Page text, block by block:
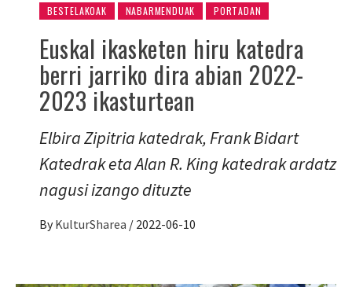
BESTELAKOAK NABARMENDUAK PORTADAN
Euskal ikasketen hiru katedra
berri jarriko dira abian 2022-
2023 ikasturtean
Elbira Zipitria katedrak, Frank Bidart
Katedrak eta Alan R. King katedrak ardatz
nagusi izango dituzte
By KulturSharea / 2022-06-10